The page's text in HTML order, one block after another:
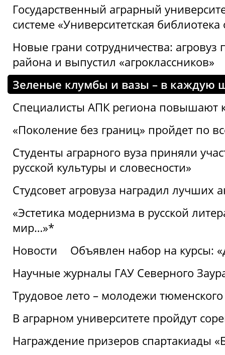
Государственный аграрный
системе «Университетская
Новые грани сотрудничества:
района и выпустил «агроклассников»
Зеленые клумбы и вазы – в каждую
Специалисты АПК региона повышают
«Поколение без границ» пройдет по
Студенты аграрного вуза приняли
русской культуры и словесности»
Студсовет агровуза наградил лучших
«Эстетика модернизма в русской
мир…»*
Новости
Объявлен набор на курсы:
Научные журналы ГАУ Северного
Трудовое лето – молодежи
В аграрном университете пройдут
Награждение призеров спартакиады